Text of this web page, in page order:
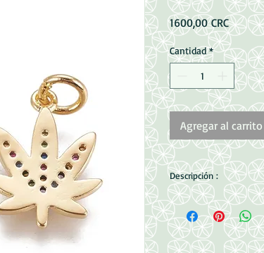
1600,00 CRCPrecio
Cantidad *
Agregar al carrito
Descripción :
Precio por Unidad
Micro Pave con
Tamaño:
15x11.5x1.5mm